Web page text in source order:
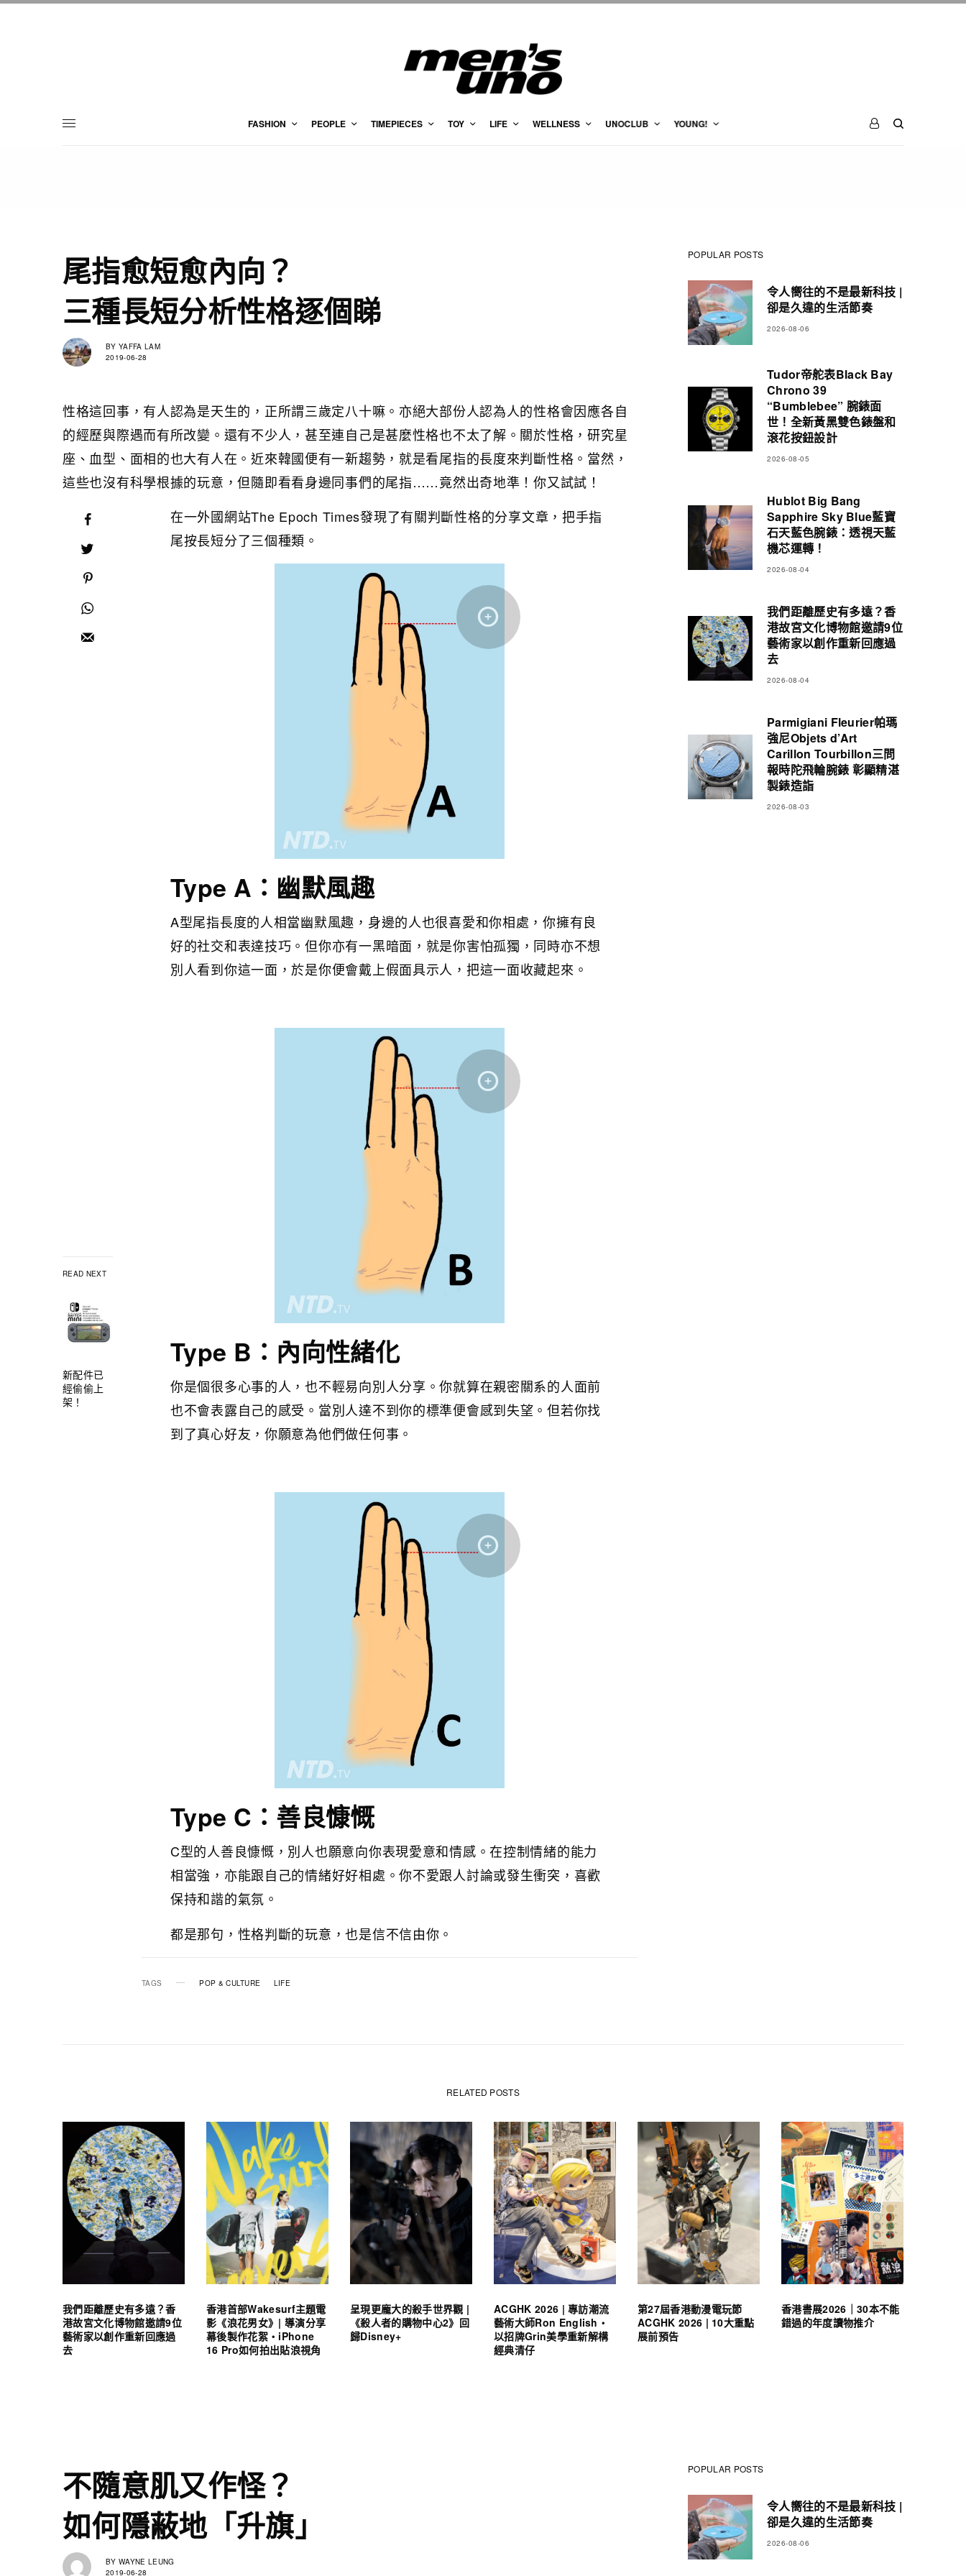
FASHION PEOPLE TIMEPIECES TOY LIFE WELLNESS UNOCLUB YOUNG!
尾指愈短愈內向？
三種長短分析性格逐個睇
BY YAFFA LAM
2019-06-28
性格這回事，有人認為是天生的，正所謂三歲定八十嘛。亦絕大部份人認為人的性格會因應各自
的經歷與際遇而有所改變。還有不少人，甚至連自己是甚麼性格也不太了解。關於性格，研究星
座、血型、面相的也大有人在。近來韓國便有一新趨勢，就是看尾指的長度來判斷性格。當然，
這些也沒有科學根據的玩意，但隨即看看身邊同事們的尾指……竟然出奇地準！你又試試！
READ NEXT
新配件已
經偷偷上
架！
在一外國網站The Epoch Times發現了有關判斷性格的分享文章，把手指
尾按長短分了三個種類。
Type A：幽默風趣
A型尾指長度的人相當幽默風趣，身邊的人也很喜愛和你相處，你擁有良
好的社交和表達技巧。但你亦有一黑暗面，就是你害怕孤獨，同時亦不想
別人看到你這一面，於是你便會戴上假面具示人，把這一面收藏起來。
Type B：內向性緒化
你是個很多心事的人，也不輕易向別人分享。你就算在親密關系的人面前
也不會表露自己的感受。當別人達不到你的標準便會感到失望。但若你找
到了真心好友，你願意為他們做任何事。
Type C：善良慷慨
C型的人善良慷慨，別人也願意向你表現愛意和情感。在控制情緒的能力
相當強，亦能跟自己的情緒好好相處。你不愛跟人討論或發生衝突，喜歡
保持和諧的氣氛。
都是那句，性格判斷的玩意，也是信不信由你。
TAGS POP & CULTURE LIFE
POPULAR POSTS
令人嚮往的不是最新科技 |
卻是久違的生活節奏
2026-08-06
Tudor帝舵表Black Bay
Chrono 39
“Bumblebee” 腕錶面
世！全新黃黑雙色錶盤和
滾花按鈕設計
2026-08-05
Hublot Big Bang
Sapphire Sky Blue藍寶
石天藍色腕錶：透視天藍
機芯運轉！
2026-08-04
我們距離歷史有多遠？香
港故宮文化博物館邀請9位
藝術家以創作重新回應過
去
2026-08-04
Parmigiani Fleurier帕瑪
強尼Objets d’Art
Carillon Tourbillon三問
報時陀飛輪腕錶 彰顯精湛
製錶造詣
2026-08-03
RELATED POSTS
我們距離歷史有多遠？香
港故宮文化博物館邀請9位
藝術家以創作重新回應過
去
香港首部Wakesurf主題電
影《浪花男女》| 導演分享
幕後製作花絮・iPhone
16 Pro如何拍出貼浪視角
呈現更龐大的殺手世界觀 |
《殺人者的購物中心2》回
歸Disney+
ACGHK 2026 | 專訪潮流
藝術大師Ron English・
以招牌Grin美學重新解構
經典清仔
第27屆香港動漫電玩節
ACGHK 2026 | 10大重點
展前預告
香港書展2026｜30本不能
錯過的年度讀物推介
不隨意肌又作怪？
如何隱蔽地「升旗」
BY WAYNE LEUNG
2019-06-28
POPULAR POSTS
令人嚮往的不是最新科技 |
卻是久違的生活節奏
2026-08-06